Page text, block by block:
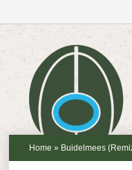
Home » Buidelmees